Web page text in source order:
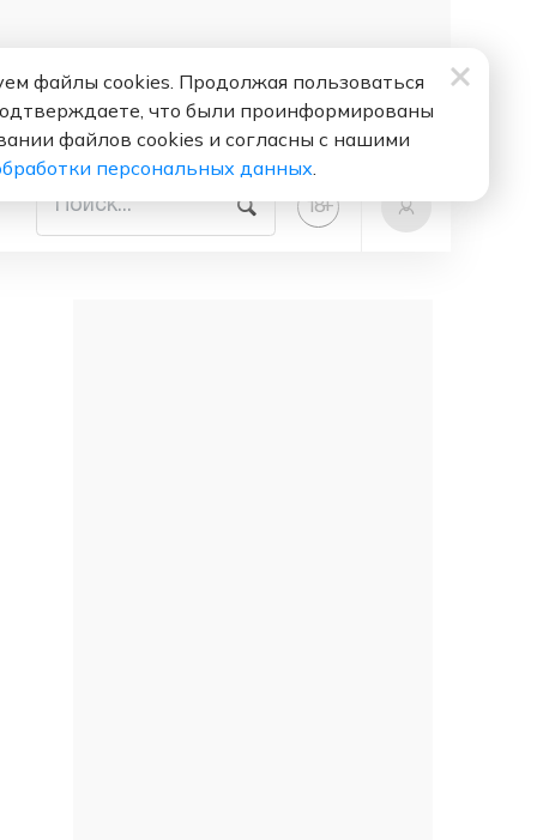
18+
файлы cookies. Продолжая пользоваться
что были проинформированы
файлов cookies и согласны с нашими
персональных данных.